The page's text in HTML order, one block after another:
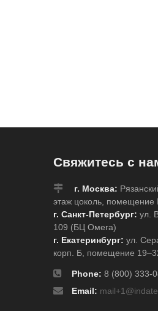
Свяжитесь с
г. Москва:
этаж цоколь, помещение
г. Санкт-Петербург: ул.
109 (БЦ Омега)
г. Екатеринбург: ул.
корп. Б, помещение
Phone: 8 (800) 333-
Email: